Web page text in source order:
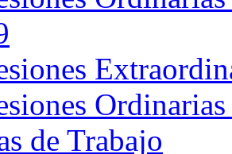
de Trabajo